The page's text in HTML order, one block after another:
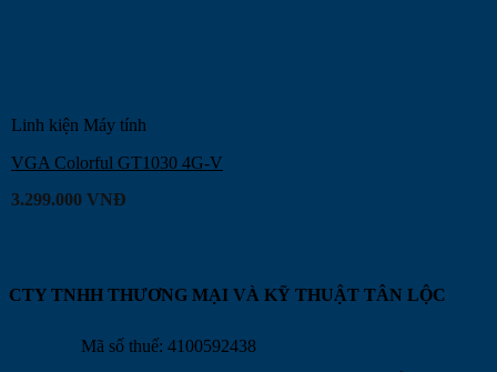
Linh kiện Máy tính
VGA Colorful GT1030 4G-V
3.299.000 VNĐ
CTY TNHH THƯƠNG MẠI VÀ KỸ THUẬT TÂN LỘC
Mã số thuế: 4100592438